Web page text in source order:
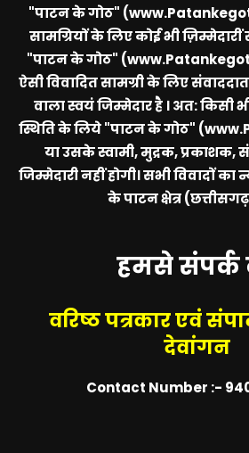
"पाटन के गोठ"
सामग्रियों के लिए कोई भी ज़िम्मेदारीं
"पाटन के गोठ"
ऐसी विवादित सामग्री के लिए
वाला स्वयं जिम्मेदार है । अत: किसी
स्थिति के लिये"पाटन के गोठ"
या उसके स्वामी, मुद्रक, प्रकाशक,
जिम्मेदारी नहीं होगी। सभी विवादों का
के पाटन क्षेत्र
हमसे संपर्क
वरिष्ठ पत्रकार एवं
देवांगन
Contact Number :-